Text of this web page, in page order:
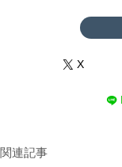
X
関連記事